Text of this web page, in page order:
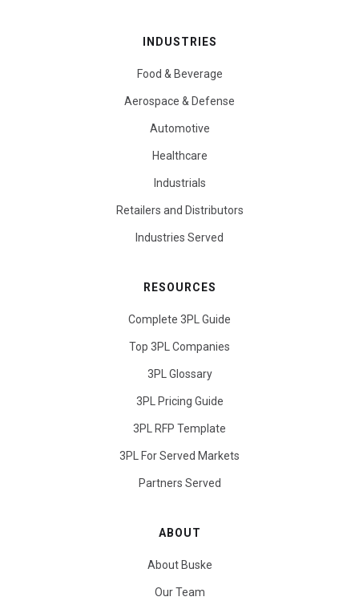
INDUSTRIES
Food & Beverage
Aerospace & Defense
Automotive
Healthcare
Industrials
Retailers and Distributors
Industries Served
RESOURCES
Complete 3PL Guide
Top 3PL Companies
3PL Glossary
3PL Pricing Guide
3PL RFP Template
3PL For Served Markets
Partners Served
ABOUT
About Buske
Our Team